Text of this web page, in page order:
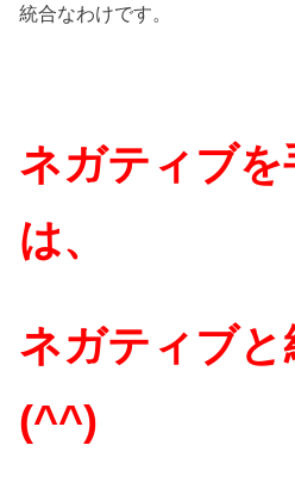
統合なわけです。
ネガティブを
は、
ネガティブと
(^^)